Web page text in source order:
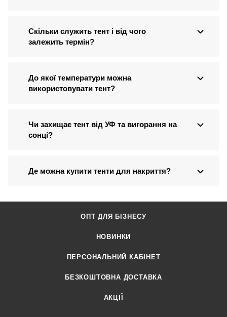
Скільки служить тент і від чого
залежить термін?
До якої температури можна
використовувати тент?
Чи захищає тент від УФ та вигорання на
сонці?
Де можна купити тенти для накриття?
ОПТ ДЛЯ БІЗНЕСУ
НОВИНКИ
ПЕРСОНАЛЬНИЙ КАБІНЕТ
БЕЗКОШТОВНА ДОСТАВКА
АКЦІЇ